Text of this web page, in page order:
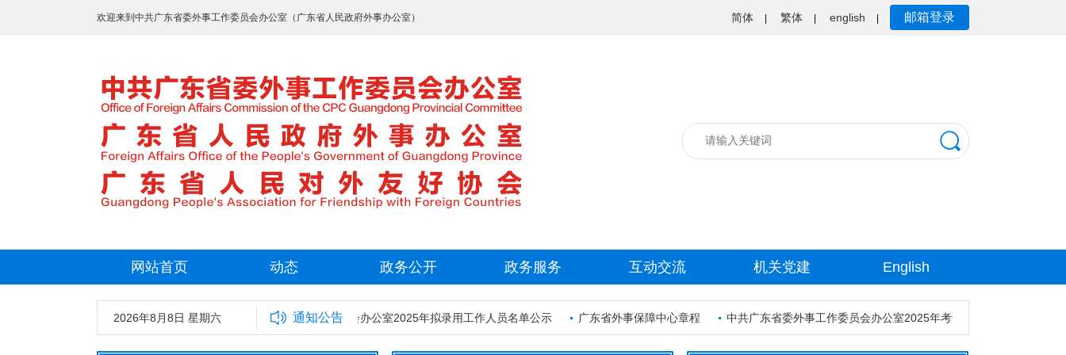
欢迎来到中共广东省委外事工作委员会办公室（广东省人民政府外事办公室） 简体 繁体 english 邮箱登录
网站首页 动态 政务公开 政务服务 互动交流 机关党建 English
2026年8月8日 星期六 通知公告
中共广东省委外事工作委员会办公室2025年拟录用工作人员名单公示 广东省外事保障中心章程 中共广东省委外事工作委员会办公室2025年考试录用公务员资格审核